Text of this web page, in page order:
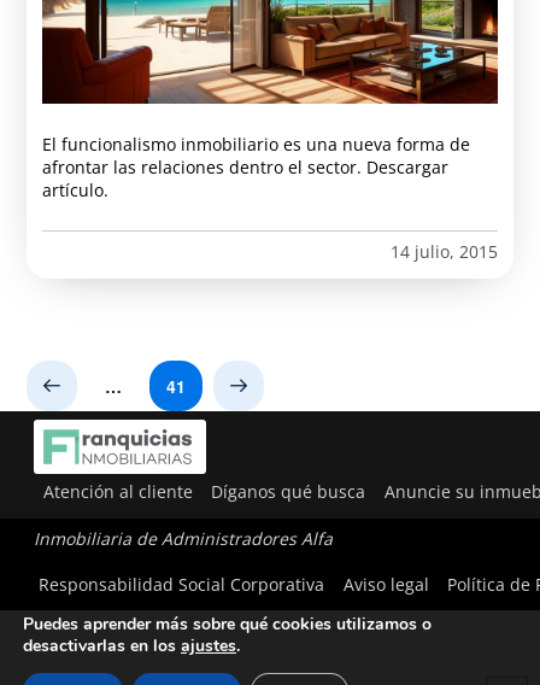
El funcionalismo inmobiliario es una nueva forma de
afrontar las relaciones dentro el sector. Descargar
artículo.
14 julio, 2015
Prev … 41 Next
Atención al cliente Díganos qué busca Anuncie su
Inmobiliaria de Administradores Alfa
Responsabilidad Social Corporativa
Aviso legal Política de
Utilizamos cookies para ofrecerte la mejor experiencia en
nuestra web.
Puedes aprender más sobre qué cookies utilizamos o
desactivarlas en los ajustes.